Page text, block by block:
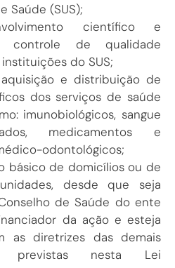
Saúde (SUS);
científico e
controle de qualidade
do SUS;
e distribuição de
dos serviços de saúde
imunobiológicos, sangue
medicamentos e
odontológicos;
básico de domicílios ou de
desde que seja
de Saúde do ente
da ação e esteja
as diretrizes das demais
previstas nesta Lei